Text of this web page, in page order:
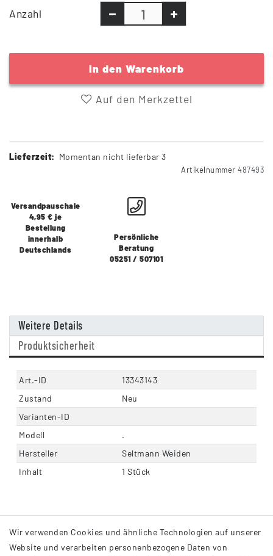
Anzahl
In den Warenkorb
Auf den Merkzettel
Lieferzeit: Momentan nicht lieferbar 3
Artikelnummer 487493
Versandpauschale
4,95 € je
Bestellung
innerhalb
Deutschlands
Persönliche
Beratung
05251 / 507101
Weitere Details
Produktsicherheit
Art.-ID
13343143
Zustand
Neu
Varianten-ID
Modell
.
Hersteller
Seltmann Weiden
Inhalt
1 Stück
Wir verwenden Cookies und ähnliche Technologien auf unserer
Website und verarbeiten personenbezogene Daten von